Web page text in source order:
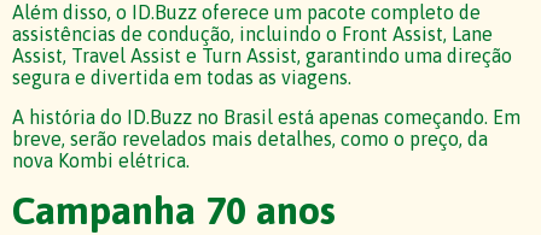
Além disso, o ID.Buzz oferece um pacote completo de
assistências de condução, incluindo o Front Assist, Lane
Assist, Travel Assist e Turn Assist, garantindo uma direção
segura e divertida em todas as viagens.
A história do ID.Buzz no Brasil está apenas começando. Em
breve, serão revelados mais detalhes, como o preço, da
nova Kombi elétrica.
Campanha 70 anos